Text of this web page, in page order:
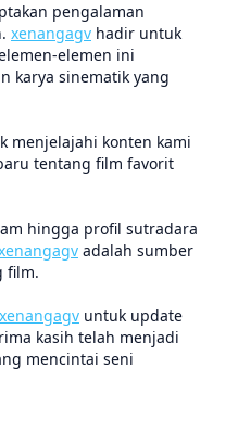
pengalaman
xenangagv hadir untuk
elemen ini
karya sinematik yang
menjelajahi konten kami
tentang film favorit
hingga profil sutradara
adalah sumber
film.
xenangagv untuk update
kasih telah menjadi
mencintai seni